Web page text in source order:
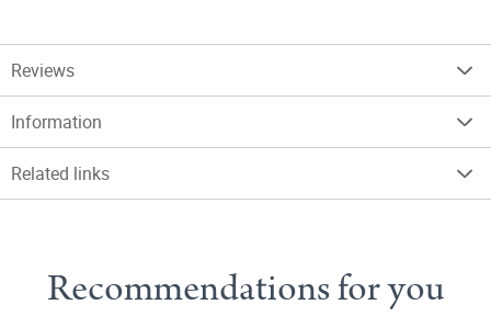
Reviews
Information
Related links
Recommendations for you